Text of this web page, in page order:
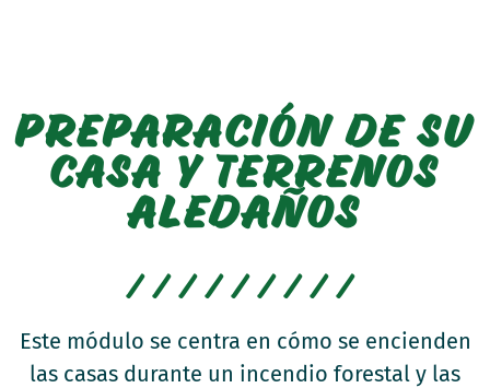
PREPARACIÓN DE SU
CASA Y TERRENOS
ALEDAÑOS
/////////
Este módulo se centra en cómo se encienden
las casas durante un incendio forestal y las